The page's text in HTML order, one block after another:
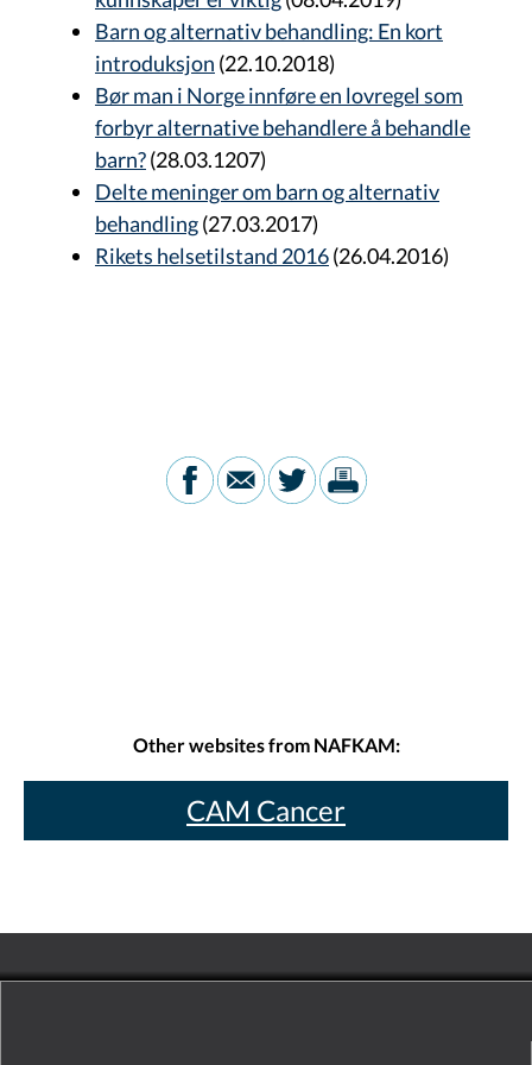
Barn og alternativ behandling: En kort
introduksjon (22.10.2018)
Bør man i Norge innføre en lovregel som
forbyr alternative behandlere å behandle
barn?(28.03.1207)
Delte meninger om barn og alternativ
behandling(27.03.2017)
Rikets helsetilstand 2016(26.04.2016)
Other websites from NAFKAM:
CAM Cancer